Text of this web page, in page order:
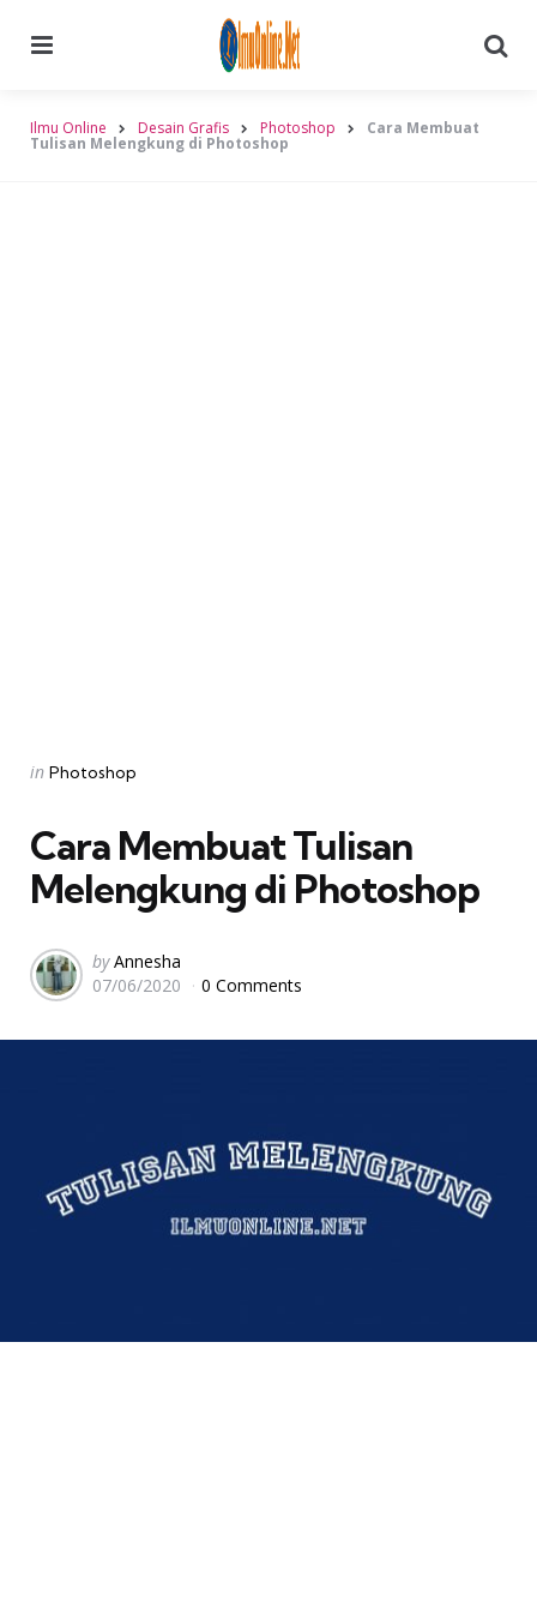
Ilmu Online Desain Grafis Photoshop Cara Membuat
Tulisan Melengkung di Photoshop
Categories
Posted
in Photoshop
Cara Membuat Tulisan
Melengkung di Photoshop
Posted
by
by Annesha
07/06/2020
0 Comments